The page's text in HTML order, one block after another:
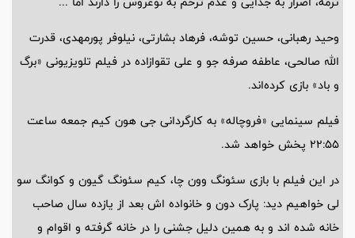
وحید رهبانی، حسین توشه، فرهاد بشارتی، نیلوفر پورمهدی، قدرت
الله صالحی، عاطفه صرفه جو و علی تقوازاده در فیلم تلویزیونی «برگ
و باد» بازی کرده‌اند.
فیلم سینمایی «فروچاله» به کارگردانی جی هون کیم جمعه ساعت
22:55 پخش خواهد شد.
در این فیلم با بازی سئونگ وون چا، کیم سئونگ گیون و کوانگ سو
لی خواهیم دید: پارک دون و خانواده اش بعد از یازده سال صاحب
خانه شده اند و به همین دلیل جشنی را در خانه گرفته و اقوام و